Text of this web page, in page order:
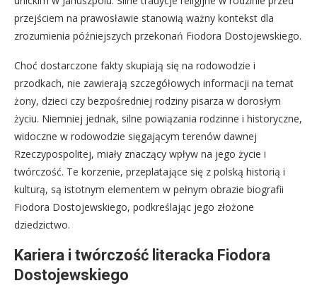
przejściem na prawosławie stanowią ważny kontekst dla
zrozumienia późniejszych przekonań Fiodora Dostojewskiego.
Choć dostarczone fakty skupiają się na rodowodzie i
przodkach, nie zawierają szczegółowych informacji na temat
żony, dzieci czy bezpośredniej rodziny pisarza w dorosłym
życiu. Niemniej jednak, silne powiązania rodzinne i historyczne,
widoczne w rodowodzie sięgającym terenów dawnej
Rzeczypospolitej, miały znaczący wpływ na jego życie i
twórczość. Te korzenie, przeplatające się z polską historią i
kulturą, są istotnym elementem w pełnym obrazie biografii
Fiodora Dostojewskiego, podkreślając jego złożone
dziedzictwo.
Kariera i twórczość literacka Fiodora
Dostojewskiego